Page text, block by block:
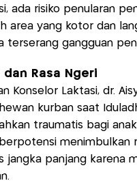
ada risiko penularan
area yang kotor dan
terserang gangguan
Rasa Ngeri
Konselor Laktasi, dr.
kurban saat
traumatis bagi
menimbulkan
jangka panjang karena